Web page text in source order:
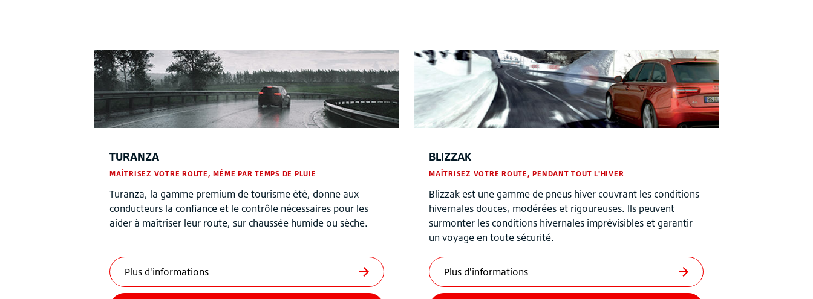
TURANZA
MAÎTRISEZ VOTRE ROUTE, MÊME PAR TEMPS DE PLUIE
Turanza, la gamme premium de tourisme été, donne aux
conducteurs la confiance et le contrôle nécessaires pour les
aider à maîtriser leur route, sur chaussée humide ou sèche.
BLIZZAK
MAÎTRISEZ VOTRE ROUTE, PENDANT TOUT L'HIVER
Blizzak est une gamme de pneus hiver couvrant les conditions
hivernales douces, modérées et rigoureuses. Ils peuvent
surmonter les conditions hivernales imprévisibles et garantir
un voyage en toute sécurité.